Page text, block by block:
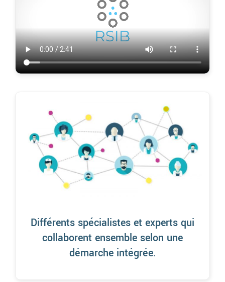
Différents spécialistes et experts qui
collaborent ensemble selon une
démarche intégrée.